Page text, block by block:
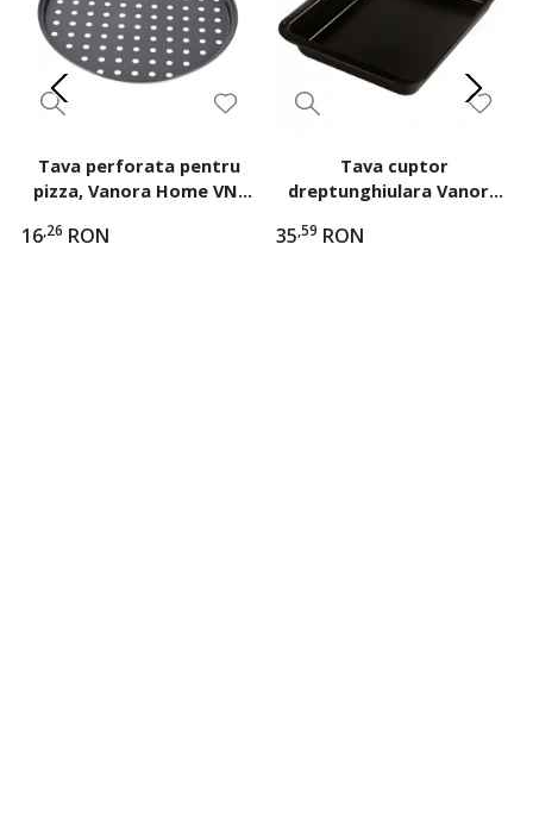
Tava perforata pentru
pizza, Vanora Home VN-
16,26 RON
Tava cuptor
dreptunghiulara Vanora
acoperire non-stick,
35,59 RON